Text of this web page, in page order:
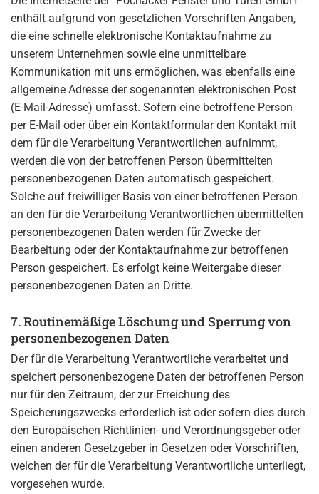
enthält aufgrund von gesetzlichen Vorschriften Angaben,
die eine schnelle elektronische Kontaktaufnahme zu
unserem Unternehmen sowie eine unmittelbare
Kommunikation mit uns ermöglichen, was ebenfalls eine
allgemeine Adresse der sogenannten elektronischen Post
(E-Mail-Adresse) umfasst. Sofern eine betroffene Person
per E-Mail oder über ein Kontaktformular den Kontakt mit
dem für die Verarbeitung Verantwortlichen aufnimmt,
werden die von der betroffenen Person übermittelten
personenbezogenen Daten automatisch gespeichert.
Solche auf freiwilliger Basis von einer betroffenen Person
an den für die Verarbeitung Verantwortlichen übermittelten
personenbezogenen Daten werden für Zwecke der
Bearbeitung oder der Kontaktaufnahme zur betroffenen
Person gespeichert. Es erfolgt keine Weitergabe dieser
personenbezogenen Daten an Dritte.
7. Routinemäßige Löschung und Sperrung von
personenbezogenen Daten
Der für die Verarbeitung Verantwortliche verarbeitet und
speichert personenbezogene Daten der betroffenen Person
nur für den Zeitraum, der zur Erreichung des
Speicherungszwecks erforderlich ist oder sofern dies durch
den Europäischen Richtlinien- und Verordnungsgeber oder
einen anderen Gesetzgeber in Gesetzen oder Vorschriften,
welchen der für die Verarbeitung Verantwortliche unterliegt,
vorgesehen wurde.